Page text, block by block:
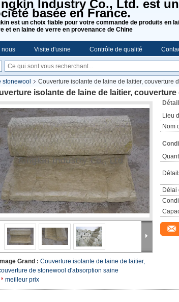
Industry Co., Ltd. est
basée en France.
est un choix fiable pour votre commande de produits en
et en laine de verre en provenance de Chine
nous Visite d'usine Contrôle de qualité
stonewool Couverture isolante de laine de laitier, couverture
isolante de laine de laitier,
Grand : Couverture isolante de laine de laitier,
de stonewool d'absorption saine
meilleur prix
Lieu
Nom
Délai